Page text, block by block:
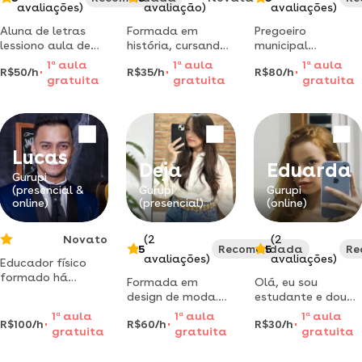
avaliações)
Aluna de letras
lessiono aula de
inglês para todas
idades e níveis.
R$50/h
1 aaula
gratuita
avaliação)
Formada em
história, cursando
criminologia,
trabalho há 5
anos no auxílio e
trabalhos
acadêmicos (como
o tcc); dou aulas
de reforço em
diferentes
disciplinas.
R$35/h
1 a aula
gratuita
avaliações)
Pregoeiro
municipal
(reponsável por
processos de
licitação). ensina
licitações públicas
com facilidade e
sem mistério.
R$80/h
1 aaula
gratuita
Lucas
Gurupi
(presencial &
online)
Novato
Educador físico
formado há
oportunidades
para apresentar
R$100/h
1 aaula
gratuita
Deja
Gurupi
(presencial)
5
(2
avaliações)
Recomendada
Formada em
design de moda.
empresária e
estilista da marca
combinação. que
R$60/h
1 a aula
gratuita
Eduarda
Gurupi
(online)
5
(2
avaliações)
Olá, eu sou
estudante e dou
aulas de reforço
para o melhor
desempenho de
R$30/h
1 aaula
gratuita